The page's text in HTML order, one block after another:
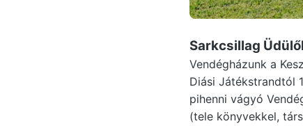
Sarkcsillag
Vendégházunk a
Diási Játékstrandtól
pihenni vágyó
(tele könyvekkel,